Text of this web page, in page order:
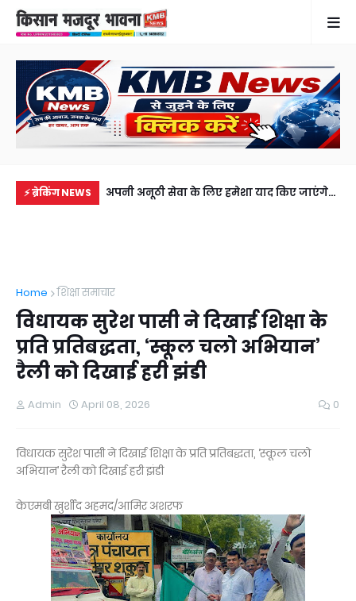
⚡ ब्रेकिंग NEWS
ट्राली की चपेट में आई
अपनी अनूठी सेवा के लिए हमेशा याद किए जाएंगे
Home शिक्षा समाचार
विधायक सुरेश पासी ने दिखाई शिक्षा के
प्रति प्रतिबद्धता, ‘स्कूल चलो अभियान’
रैली को दिखाई हरी झंडी
Admin April 08, 2026 0
विधायक सुरेश पासी ने दिखाई शिक्षा के प्रति प्रतिबद्धता, ‘स्कूल चलो
अभियान’ रैली को दिखाई हरी झंडी
केएमबी खुर्शीद अहमद/आमिर अशरफ